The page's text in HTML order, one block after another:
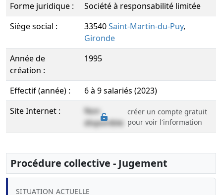
Forme juridique :
Société à responsabilité limitée
Siège social :
33540Saint-Martin-du-Puy,
Gironde
Année de
création :
1995
Effectif (année) :
6 à 9 salariés (2023)
Site Internet :
Non
disponible
créer un compte gratuit
pour voir l'information
Procédure collective - Jugement
SITUATION ACTUELLE